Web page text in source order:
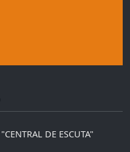
"CENTRAL DE ESCUTA"